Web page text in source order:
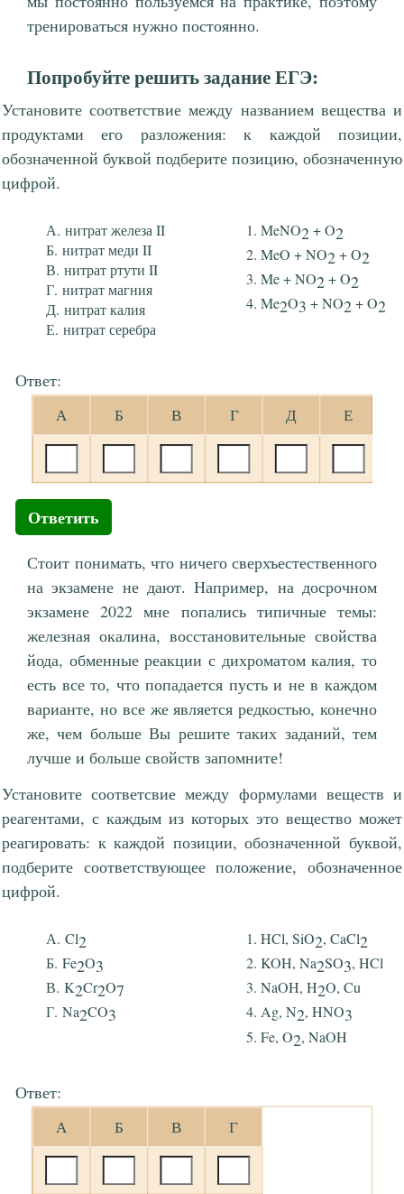
тренироваться нужно постоянно.
Попробуйте решить задание ЕГЭ:
Установите соответствие между названием вещества и
продуктами его разложения: к каждой позиции,
обозначенной буквой подберите позицию, обозначенную
цифрой.
нитрат железа II
нитрат меди II
нитрат ртути II
нитрат магния
нитрат калия
нитрат серебра
MeNO2+ O2
MeO + NO2+ O2
Me + NO2+ O2
Me2O3 + NO2+ O2
Ответ:
А Б В Г Д Е
Ответить
Стоит понимать, что ничего сверхъестественного
на экзамене не дают. Например, на досрочном
экзамене 2022 мне попались типичные темы:
железная окалина, восстановительные свойства
йода, обменные реакции с дихроматом калия, то
есть все то, что попадается пусть и не в каждом
варианте, но все же является редкостью, конечно
же, чем больше Вы решите таких заданий, тем
лучше и больше свойств запомните!
Установите соответсвие между формулами веществ и
реагентами, с каждым из которых это вещество может
реагировать: к каждой позиции, обозначенной буквой,
подберите соответствующее положение, обозначенное
цифрой.
Cl2
Fe2O3
K2Cr2O7
Na2CO3
HCl, SiO2, CaCl2
KOH, Na2SO3, HCl
NaOH, H2O, Cu
Ag, N2, HNO3
Fe, O2, NaOH
Ответ:
А Б В Г